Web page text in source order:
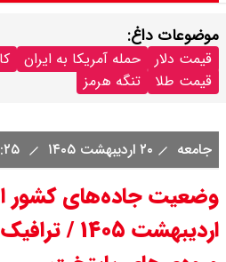
موضوعات داغ:
قیمت دلار حمله آمریکا به ایران
قیمت طلا
تنگه هرمز
جامعه ۲۰ اردیبهشت ۱۴۰۵
اردیبهشت